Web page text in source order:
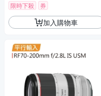
限時下殺
券
加入購物車